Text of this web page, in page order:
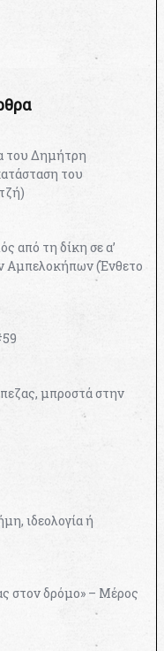
του Δημήτρη
του
από τη δίκη σε α’
Αμπελοκήπων (Ένθετο
μπροστά στην
ιδεολογία ή
στον δρόμο» – Μέρος